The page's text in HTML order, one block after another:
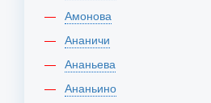
Амонова
Ананичи
Ананьева
Ананьино